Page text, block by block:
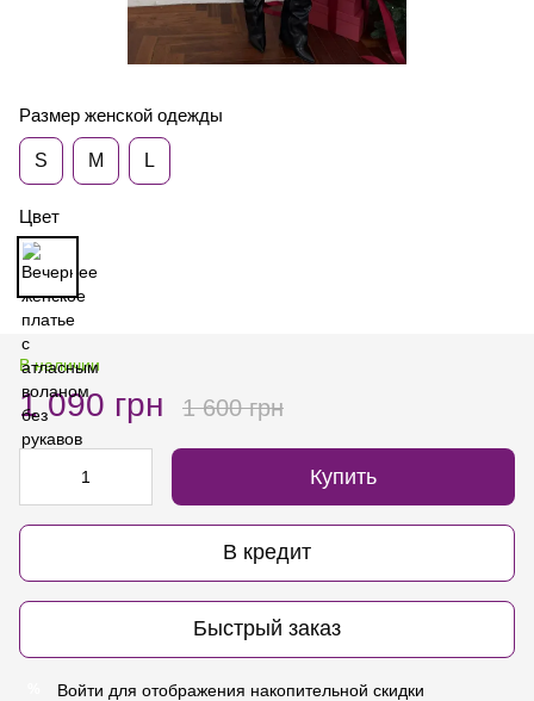
Размер женской одежды
S M L
Цвет
В наличии
1 090 грн 1 600 грн
Купить
В кредит
Быстрый заказ
Войти для отображения накопительной скидки